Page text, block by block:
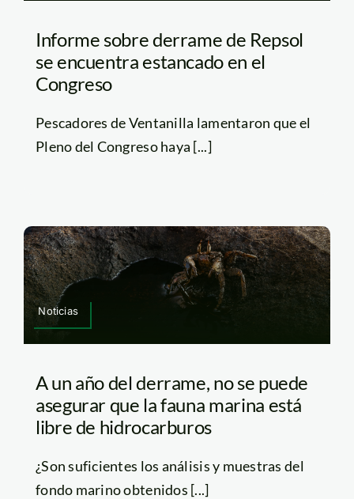
Informe sobre derrame de Repsol
se encuentra estancado en el
Congreso
Pescadores de Ventanilla lamentaron que el
Pleno del Congreso haya [...]
Noticias
A un año del derrame, no se puede
asegurar que la fauna marina está
libre de hidrocarburos
¿Son suficientes los análisis y muestras del
fondo marino obtenidos [...]